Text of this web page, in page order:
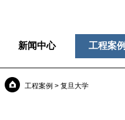
工程案例
新闻中心
工程案例 > 复旦大学